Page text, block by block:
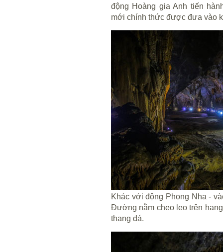
động Hoàng gia Anh tiến
mới chính thức được đưa vào
Khác với động Phong Nha -
Đường nằm cheo leo trên
thang đá.